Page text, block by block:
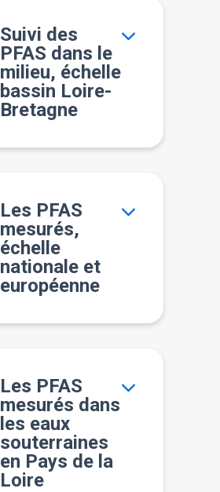
Suivi des
PFAS dans le
milieu, échelle
bassin Loire-
Bretagne
Les PFAS
mesurés,
échelle
nationale et
européenne
Les PFAS
mesurés dans
les eaux
souterraines
en Pays de la
Loire